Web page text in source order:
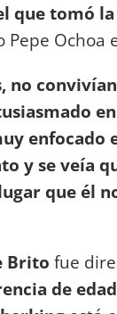
que tomó
Pepe Ochoa
no
enfocado
y se veía
que él
Brito fue
de